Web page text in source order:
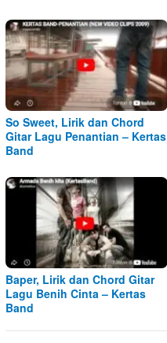
So Sweet, Lirik dan Chord
Gitar Lagu Penantian – Kertas
Band
Baper, Lirik dan Chord Gitar
Lagu Benih Cinta – Kertas
Band